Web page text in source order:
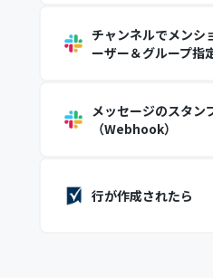
チャンネルでメンシ
ーザー＆グループ指
メッセージのスタン
（Webhook）
行が作成されたら